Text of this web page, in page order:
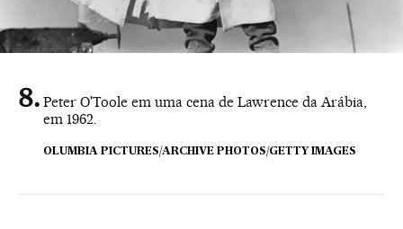
Peter O'Toole em uma cena de Lawrence da Arábia,
em 1962.
OLUMBIA PICTURES/ARCHIVE PHOTOS/GETTY IMAGES